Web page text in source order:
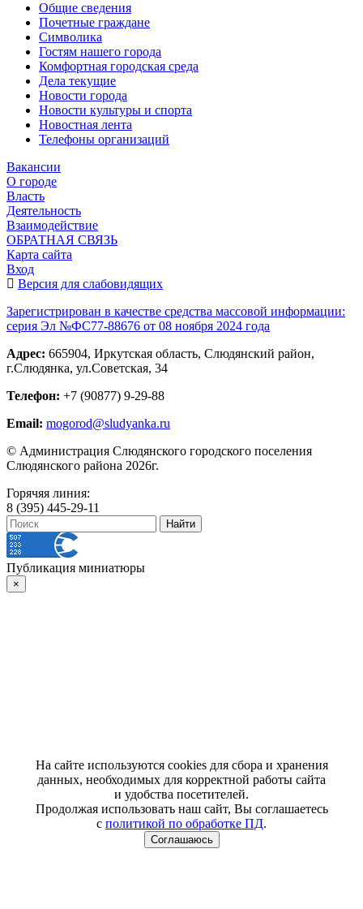
Общие сведения
Почетные граждане
Символика
Гостям нашего города
Комфортная городская среда
Дела текущие
Новости города
Новости культуры и спорта
Новостная лента
Телефоны организаций
Вакансии
О городе
Власть
Деятельность
Взаимодействие
ОБРАТНАЯ СВЯЗЬ
Карта сайта
Вход
Версия для слабовидящих
Зарегистрирован в качестве средства массовой информации:
серия Эл №ФС77-88676 от 08 ноября 2024 года
Адрес: 665904, Иркутская область, Слюдянский район,
г.Слюдянка, ул.Советская, 34
Телефон: +7 (90877) 9-29-88
Email: mogorod@sludyanka.ru
© Администрация Слюдянского городского поселения
Слюдянского района 2026г.
Горячяя линия:
8 (395) 445-29-11
Публикация миниатюры
×
На сайте используются cookies для сбора и хранения
данных, необходимых для корректной работы сайта
и удобства посетителей.
Продолжая использовать наш сайт, Вы соглашаетесь
с политикой по обработке ПД.
Соглашаюсь